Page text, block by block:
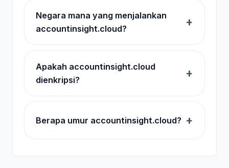
Negara mana yang menjalankan
accountinsight.cloud?
Apakah accountinsight.cloud
dienkripsi?
Berapa umur accountinsight.cloud?